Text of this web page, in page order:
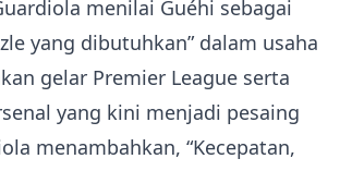
menilai Guéhi sebagai
yang dibutuhkan” dalam usaha
gelar Premier League serta
yang kini menjadi pesaing
menambahkan, “Kecepatan,